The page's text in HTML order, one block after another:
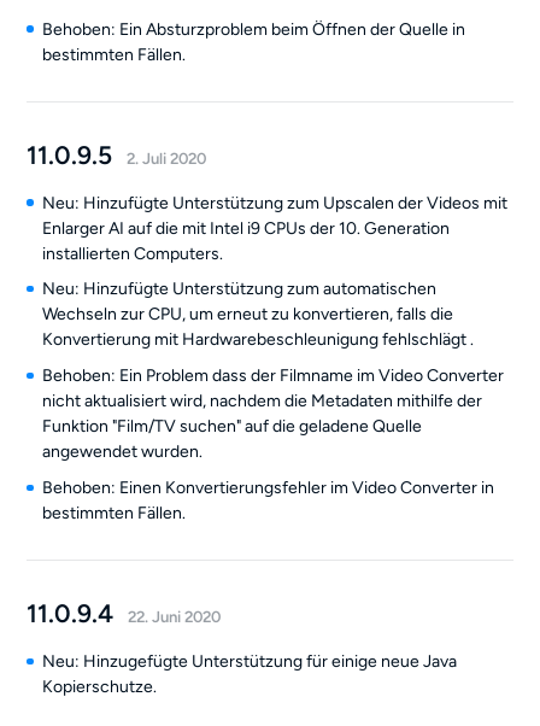
Behoben: Ein Absturzproblem beim Öffnen der Quelle in
bestimmten Fällen.
11.0.9.5 2. Juli 2020
Neu: Hinzufügte Unterstützung zum Upscalen der Videos mit
Enlarger AI auf die mit Intel i9 CPUs der 10. Generation
installierten Computers.
Neu: Hinzufügte Unterstützung zum automatischen
Wechseln zur CPU, um erneut zu konvertieren, falls die
Konvertierung mit Hardwarebeschleunigung fehlschlägt .
Behoben: Ein Problem dass der Filmname im Video Converter
nicht aktualisiert wird, nachdem die Metadaten mithilfe der
Funktion "Film/TV suchen" auf die geladene Quelle
angewendet wurden.
Behoben: Einen Konvertierungsfehler im Video Converter in
bestimmten Fällen.
11.0.9.4 22. Juni 2020
Neu: Hinzugefügte Unterstützung für einige neue Java
Kopierschutze.